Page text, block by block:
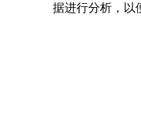
据进行分析，以